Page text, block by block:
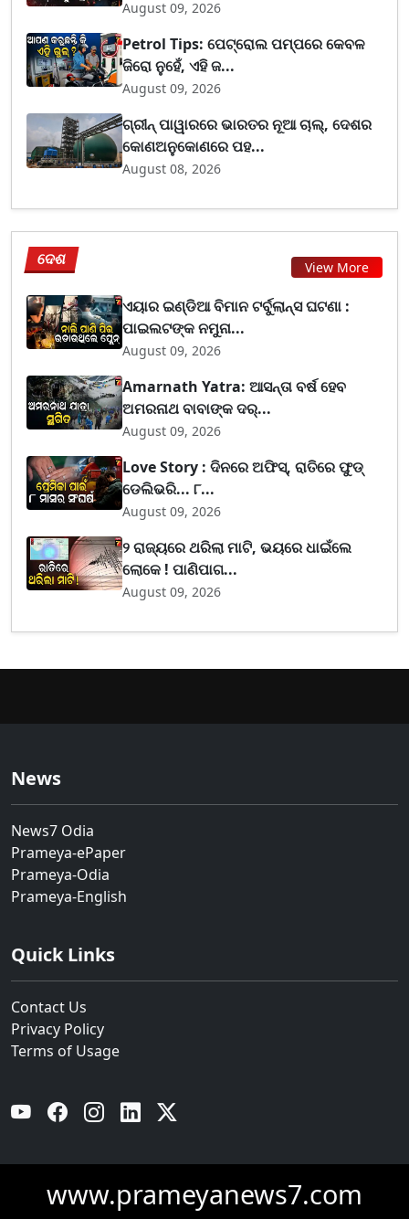
August 09, 2026
Petrol Tips: ପେଟ୍ରୋଲ ପମ୍ପରେ କେବଳ
ଜିରୋ ନୁହେଁ, ଏହି ଜ...
August 09, 2026
ଗ୍ରୀନ୍ ପାୱାରରେ ଭାରତର ନୂଆ ଚାଲ୍, ଦେଶର
କୋଣଅନୁକୋଣରେ ପହ...
August 08, 2026
ଦେଶ View More
ଏୟାର ଇଣ୍ଡିଆ ବିମାନ ଟର୍ବୁଲାନ୍ସ ଘଟଣା :
ପାଇଲଟଙ୍କ ନମୁନା...
August 09, 2026
Amarnath Yatra: ଆସନ୍ତା ବର୍ଷ ହେବ
ଅମରନାଥ ବାବାଙ୍କ ଦର୍...
August 09, 2026
Love Story : ଦିନରେ ଅଫିସ୍, ରାତିରେ ଫୁଡ୍
ଡେଲିଭରି... ୮...
August 09, 2026
୨ ରାଜ୍ୟରେ ଥରିଲା ମାଟି, ଭୟରେ ଧାଇଁଲେ
ଲୋକେ ! ପାଣିପାଗ...
August 09, 2026
News
News7 Odia
Prameya-ePaper
Prameya-Odia
Prameya-English
Quick Links
Contact Us
Privacy Policy
Terms of Usage
YouTube Facebook Instagram Linkedin
www.prameyanews7.com